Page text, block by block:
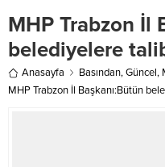
MHP Trabzon İl
belediyelere
Anasayfa Basından,Güncel,
MHP Trabzon İl Başkanı:Bütün